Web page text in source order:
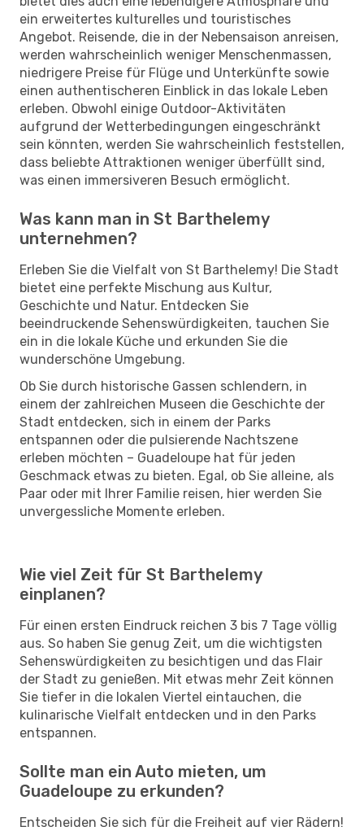
ein erweitertes kulturelles und touristisches
Angebot. Reisende, die in der Nebensaison anreisen,
werden wahrscheinlich weniger Menschenmassen,
niedrigere Preise für Flüge und Unterkünfte sowie
einen authentischeren Einblick in das lokale Leben
erleben. Obwohl einige Outdoor-Aktivitäten
aufgrund der Wetterbedingungen eingeschränkt
sein könnten, werden Sie wahrscheinlich feststellen,
dass beliebte Attraktionen weniger überfüllt sind,
was einen immersiveren Besuch ermöglicht.
Was kann man in St Barthelemy
unternehmen?
Erleben Sie die Vielfalt von St Barthelemy! Die Stadt
bietet eine perfekte Mischung aus Kultur,
Geschichte und Natur. Entdecken Sie
beeindruckende Sehenswürdigkeiten, tauchen Sie
ein in die lokale Küche und erkunden Sie die
wunderschöne Umgebung.
Ob Sie durch historische Gassen schlendern, in
einem der zahlreichen Museen die Geschichte der
Stadt entdecken, sich in einem der Parks
entspannen oder die pulsierende Nachtszene
erleben möchten – Guadeloupe hat für jeden
Geschmack etwas zu bieten. Egal, ob Sie alleine, als
Paar oder mit Ihrer Familie reisen, hier werden Sie
unvergessliche Momente erleben.
Wie viel Zeit für St Barthelemy
einplanen?
Für einen ersten Eindruck reichen 3 bis 7 Tage völlig
aus. So haben Sie genug Zeit, um die wichtigsten
Sehenswürdigkeiten zu besichtigen und das Flair
der Stadt zu genießen. Mit etwas mehr Zeit können
Sie tiefer in die lokalen Viertel eintauchen, die
kulinarische Vielfalt entdecken und in den Parks
entspannen.
Sollte man ein Auto mieten, um
Guadeloupe zu erkunden?
Entscheiden Sie sich für die Freiheit auf vier Rädern!